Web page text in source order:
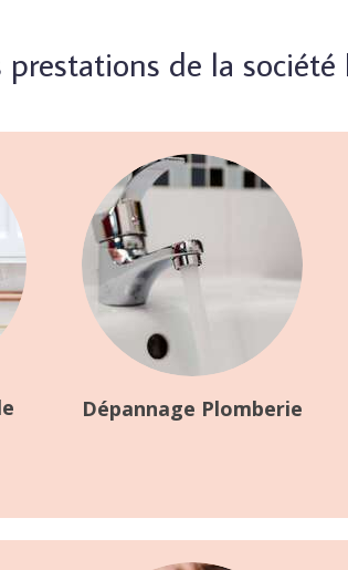
prestations de la
Dépannage Plomberie